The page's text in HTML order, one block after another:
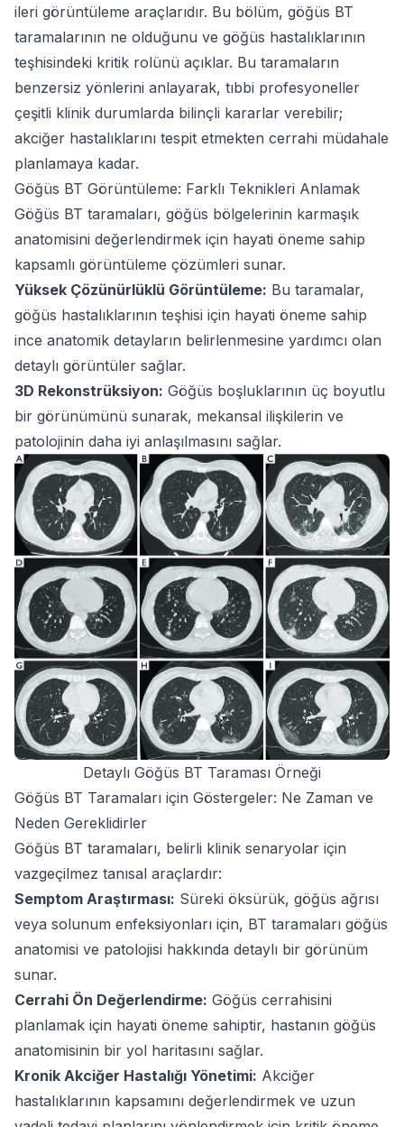
ileri görüntüleme araçlarıdır. Bu bölüm, göğüs BT
taramalarının ne olduğunu ve göğüs hastalıklarının
teşhisindeki kritik rolünü açıklar. Bu taramaların
benzersiz yönlerini anlayarak, tıbbi profesyoneller
çeşitli klinik durumlarda bilinçli kararlar verebilir;
akciğer hastalıklarını tespit etmekten cerrahi müdahale
planlamaya kadar.
Göğüs BT Görüntüleme: Farklı Teknikleri Anlamak
Göğüs BT taramaları, göğüs bölgelerinin karmaşık
anatomisini değerlendirmek için hayati öneme sahip
kapsamlı görüntüleme çözümleri sunar.
Yüksek Çözünürlüklü Görüntüleme: Bu taramalar,
göğüs hastalıklarının teşhisi için hayati öneme sahip
ince anatomik detayların belirlenmesine yardımcı olan
detaylı görüntüler sağlar.
3D Rekonstrüksiyon: Göğüs boşluklarının üç boyutlu
bir görünümünü sunarak, mekansal ilişkilerin ve
patolojinin daha iyi anlaşılmasını sağlar.
Detaylı Göğüs BT Taraması Örneği
Göğüs BT Taramaları için Göstergeler: Ne Zaman ve
Neden Gereklidirler
Göğüs BT taramaları, belirli klinik senaryolar için
vazgeçilmez tanısal araçlardır:
Semptom Araştırması: Süreki öksürük, göğüs ağrısı
veya solunum enfeksiyonları için, BT taramaları göğüs
anatomisi ve patolojisi hakkında detaylı bir görünüm
sunar.
Cerrahi Ön Değerlendirme: Göğüs cerrahisini
planlamak için hayati öneme sahiptir, hastanın göğüs
anatomisinin bir yol haritasını sağlar.
Kronik Akciğer Hastalığı Yönetimi: Akciğer
hastalıklarının kapsamını değerlendirmek ve uzun